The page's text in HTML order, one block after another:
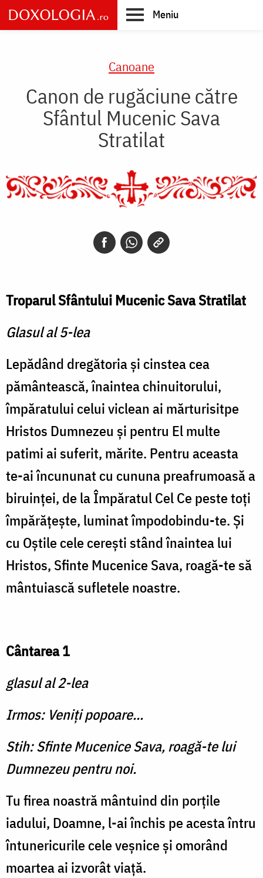
Skip
to
main
Meniu
Canoane
Canon de rugăciune către
Sfântul Mucenic Sava
Stratilat
Troparul Sfântului Mucenic Sava Stratilat
Glasul al 5-lea
Lepădând dregătoria şi cinstea cea
pământească, înaintea chinuitorului,
împăratului celui viclean ai mărturisitpe
Hristos Dumnezeu şi pentru El multe
patimi ai suferit, mărite. Pentru aceasta
te-ai încununat cu cununa preafrumoasă a
biruinţei, de la Împăratul Cel Ce peste toţi
împărăţeşte, luminat împodobindu-te. Şi
cu Oştile cele cereşti stând înaintea lui
Hristos, Sfinte Mucenice Sava, roagă-te să
mântuiască sufletele noastre.
Cântarea 1
glasul al 2-lea
Irmos: Veniţi popoare...
Stih: Sfinte Mucenice Sava, roagă-te lui
Dumnezeu pentru noi.
Tu firea noastră mântuind din porţile
iadului, Doamne, l-ai închis pe acesta întru
întunericurile cele veşnice şi omorând
moartea ai izvorât viaţă.